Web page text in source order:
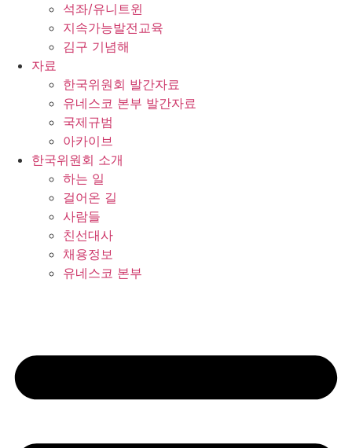
석좌/유니트윈
지속가능발전교육
김구 기념해
자료
한국위원회 발간자료
유네스코 본부 발간자료
국제규범
아카이브
한국위원회 소개
하는 일
걸어온 길
사람들
친선대사
채용정보
유네스코 본부